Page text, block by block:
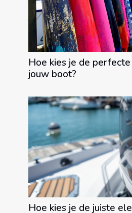
Hoe kies je de
jouw boot?
Hoe kies je de juiste